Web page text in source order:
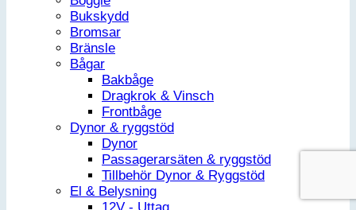
Bukskydd
Bromsar
Bränsle
Bågar
Bakbåge
Dragkrok & Vinsch
Frontbåge
Dynor & ryggstöd
Dynor
Passagerarsäten & ryggstöd
Tillbehör Dynor & Ryggstöd
El & Belysning